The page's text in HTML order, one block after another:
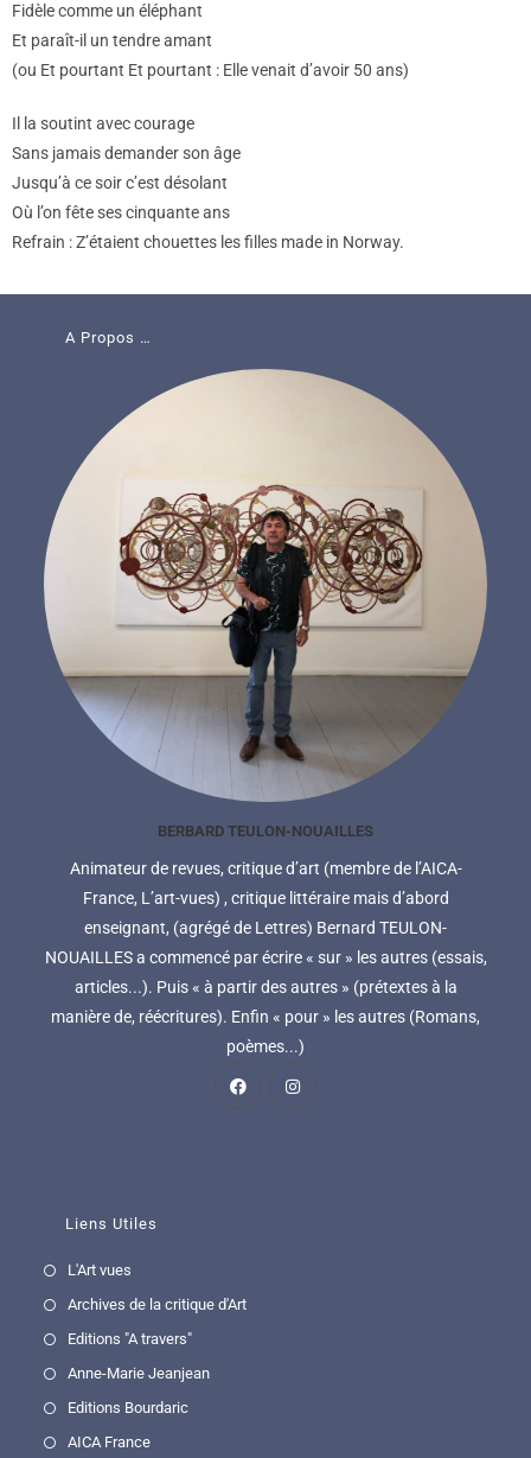
Fidèle comme un éléphant
Et paraît-il un tendre amant
(ou Et pourtant Et pourtant : Elle venait d’avoir 50 ans)
Il la soutint avec courage
Sans jamais demander son âge
Jusqu’à ce soir c’est désolant
Où l’on fête ses cinquante ans
Refrain : Z’étaient chouettes les filles made in Norway.
A Propos …
BERBARD TEULON-NOUAILLES
Animateur de revues, critique d’art (membre de l’AICA-
France, L’art-vues) , critique littéraire mais d’abord
enseignant, (agrégé de Lettres) Bernard TEULON-
NOUAILLES a commencé par écrire « sur » les autres (essais,
articles...). Puis « à partir des autres » (prétextes à la
manière de, réécritures). Enfin « pour » les autres (Romans,
poèmes...)
Liens Utiles
L'Art vues
Archives de la critique d'Art
Editions "A travers"
Anne-Marie Jeanjean
Editions Bourdaric
AICA France